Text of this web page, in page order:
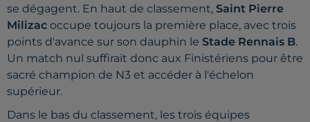
se dégagent. En haut de classement, Saint Pierre
Milizac occupe toujours la première place, avec trois
points d'avance sur son dauphin le Stade Rennais B.
Un match nul suffirait donc aux Finistériens pour être
sacré champion de N3 et accéder à l'échelon
supérieur.
Dans le bas du classement, les trois équipes